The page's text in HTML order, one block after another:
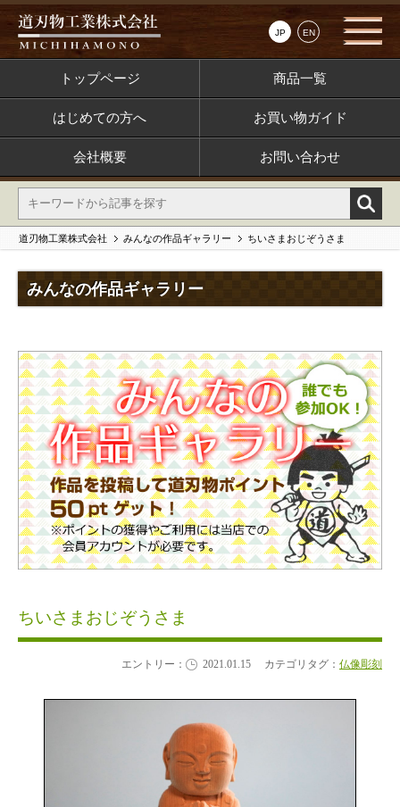
JP EN
トップページ 商品一覧
はじめての方へ お買い物ガイド
会社概要 お問い合わせ
道刃物工業株式会社 みんなの作品ギャラリー ちいさまおじぞうさま
みんなの作品ギャラリー
ちいさまおじぞうさま
エントリー： 2021.01.15 カテゴリタグ： 仏像彫刻